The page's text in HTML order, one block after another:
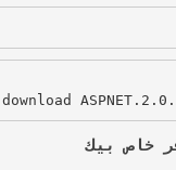
download
خاص بيك